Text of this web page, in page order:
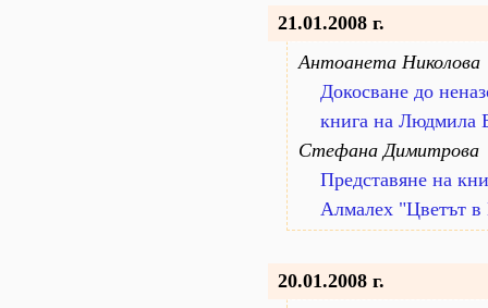
21.01.2008 г.
Антоанета Николова
Докосване до
книга на Людмила
Стефана Димитрова
Представяне на
Алмалех "Цветът
20.01.2008 г.